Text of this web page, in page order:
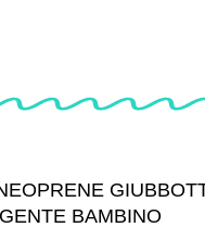
BAMBINO